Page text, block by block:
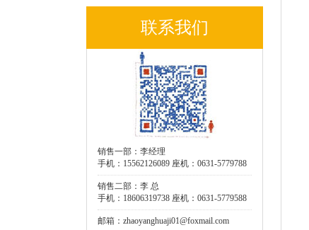
联系我们
销售一部：李经理
手机：15562126089 座机：0631-5779788
销售二部：李 总
手机：18606319738 座机：0631-5779588
邮箱：zhaoyanghuaji01@foxmail.com